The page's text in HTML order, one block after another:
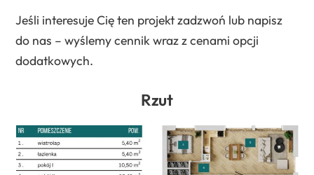
Jeśli interesuje Cię ten projekt zadzwoń lub napisz
do nas – wyślemy cennik wraz z cenami opcji
dodatkowych.
Rzut